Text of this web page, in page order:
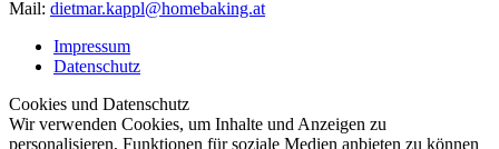
Mail: dietmar.kappl@homebaking.at
Impressum
Datenschutz
Cookies und Datenschutz
Wir verwenden Cookies, um Inhalte und Anzeigen zu
personalisieren, Funktionen für soziale Medien anbieten zu können